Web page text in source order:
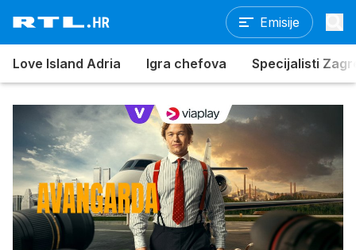
Emisije
Love Island Adria Igra chefova Specijalisti